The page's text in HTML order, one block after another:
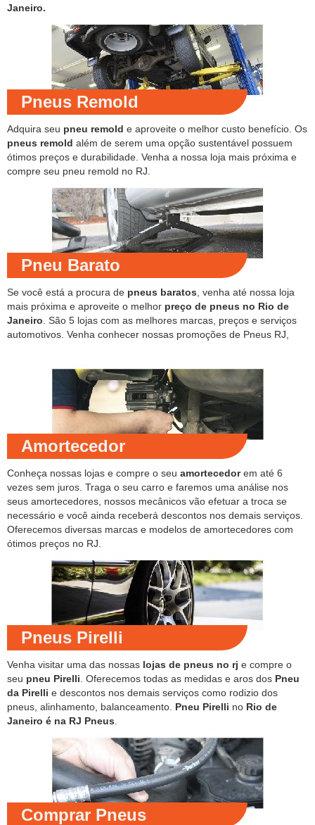
Janeiro.
Pneus Remold
Adquira seu pneu remold e aproveite o melhor custo benefício. Os
pneus remold além de serem uma opção sustentável possuem
ótimos preços e durabilidade. Venha a nossa loja mais próxima e
compre seu pneu remold no RJ.
Pneu Barato
Se você está a procura de pneus baratos , venha até nossa loja
mais próxima e aproveite o melhor preço de pneus no Rio de
Janeiro . São 5 lojas com as melhores marcas, preços e serviços
automotivos. Venha conhecer nossas promoções de Pneus RJ,
Amortecedor
Conheça nossas lojas e compre o seu amortecedorem até 6
vezes sem juros. Traga o seu carro e faremos uma análise nos
seus amortecedores, nossos mecânicos vão efetuar a troca se
necessário e você ainda receberá descontos nos demais serviços.
Oferecemos diversas marcas e modelos de amortecedores com
ótimos preços no RJ.
Pneus Pirelli
Venha visitar uma das nossas lojas de pneus no rj e compre o
seu pneu Pirelli . Oferecemos todas as medidas e aros dos Pneu
da Pirelli e descontos nos demais serviços como rodizio dos
pneus, alinhamento, balanceamento. Pneu Pirelli no Rio de
Janeiro é na RJ Pneus
Comprar Pneus